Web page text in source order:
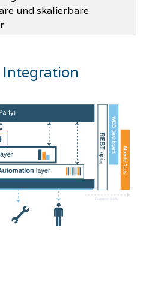
und skalierbare
Integration